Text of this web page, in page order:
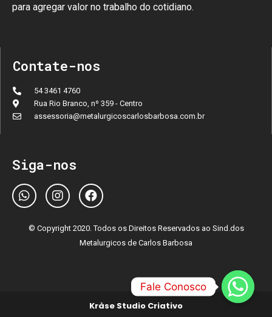
para agregar valor no trabalho do cotidiano.
Contate-nos
54 3461 4760
Rua Rio Branco, nº 359 - Centro
assessoria@metalurgicoscarlosbarbosa.com.br
Siga-nos
© Copyright 2020. Todos os Direitos Reservados ao Sind.dos
Metalurgicos de Carlos Barbosa
Kràse Studio Criativo
Fale Conosco